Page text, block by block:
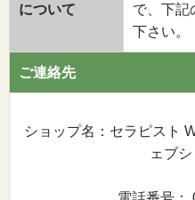
について
で、下記
下さい。
ご連絡先
ショップ名：セラピスト
ェブシ